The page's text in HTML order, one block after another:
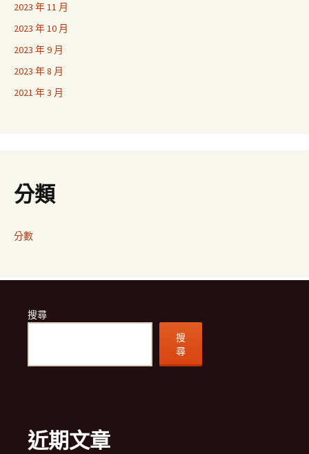
2023 年 11 月
2023 年 10 月
2023 年 9 月
2023 年 8 月
2021 年 3 月
分類
分數
搜尋
搜
尋
近期文章